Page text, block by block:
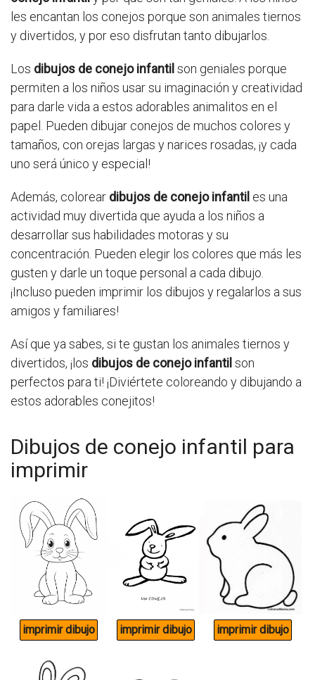
les encantan los conejos porque son animales tiernos
y divertidos, y por eso disfrutan tanto dibujarlos.
Los dibujos de conejo infantil son geniales porque
permiten a los niños usar su imaginación y creatividad
para darle vida a estos adorables animalitos en el
papel. Pueden dibujar conejos de muchos colores y
tamaños, con orejas largas y narices rosadas, ¡y cada
uno será único y especial!
Además, colorear dibujos de conejo infantil es una
actividad muy divertida que ayuda a los niños a
desarrollar sus habilidades motoras y su
concentración. Pueden elegir los colores que más les
gusten y darle un toque personal a cada dibujo.
¡Incluso pueden imprimir los dibujos y regalarlos a sus
amigos y familiares!
Así que ya sabes, si te gustan los animales tiernos y
divertidos, ¡los dibujos de conejo infantil son
perfectos para ti! ¡Diviértete coloreando y dibujando a
estos adorables conejitos!
Dibujos de conejo infantil para
imprimir